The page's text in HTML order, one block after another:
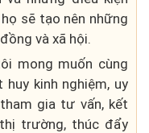
sẽ tạo nên những
và xã hội.
mong muốn cùng
kinh nghiệm, uy
gia tư vấn, kết
trường, thúc đẩy